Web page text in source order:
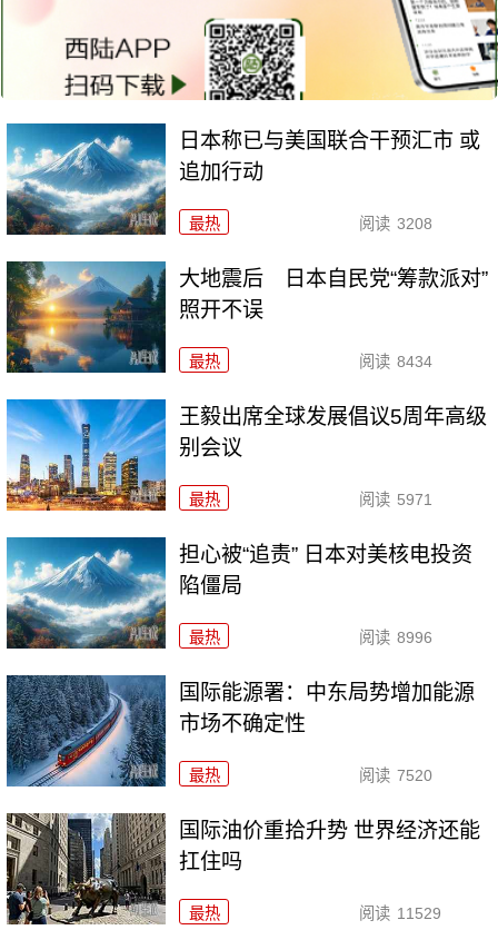
日本称已与美国联合干预汇市 或
追加行动
最热 阅读 3208
大地震后 日本自民党“筹款派对”
照开不误
最热 阅读 8434
王毅出席全球发展倡议5周年高级
别会议
最热 阅读 5971
担心被“追责” 日本对美核电投资
陷僵局
最热 阅读 8996
国际能源署：中东局势增加能源
市场不确定性
最热 阅读 7520
国际油价重拾升势 世界经济还能
扛住吗
最热 阅读 11529